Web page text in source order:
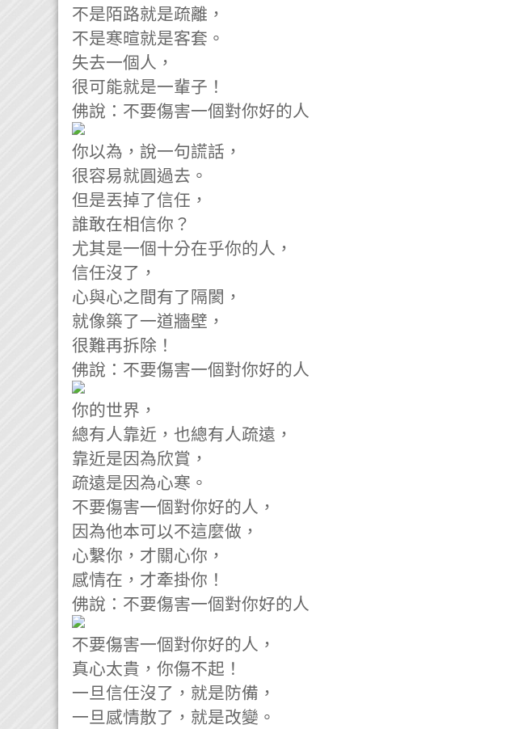
不是陌路就是疏離，
不是寒暄就是客套。
失去一個人，
很可能就是一輩子！
佛說：不要傷害一個對你好的人
你以為，說一句謊話，
很容易就圓過去。
但是丟掉了信任，
誰敢在相信你？
尤其是一個十分在乎你的人，
信任沒了，
心與心之間有了隔閡，
就像築了一道牆壁，
很難再拆除！
佛說：不要傷害一個對你好的人
你的世界，
總有人靠近，也總有人疏遠，
靠近是因為欣賞，
疏遠是因為心寒。
不要傷害一個對你好的人，
因為他本可以不這麼做，
心繫你，才關心你，
感情在，才牽掛你！
佛說：不要傷害一個對你好的人
不要傷害一個對你好的人，
真心太貴，你傷不起！
一旦信任沒了，就是防備，
一旦感情散了，就是改變。